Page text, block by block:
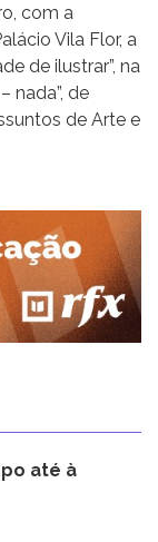
com a
Vila Flor, a
de ilustrar”, na
nada”, de
de Arte e
até à